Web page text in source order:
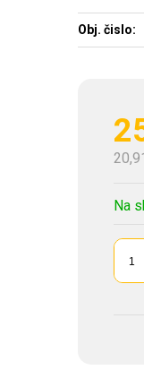
Na
Obj. čislo: